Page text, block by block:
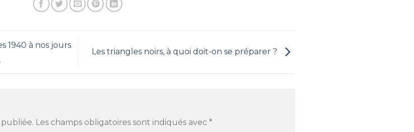
1940 à nos jours
Les triangles noirs, à quoi doit-on se préparer ?
publiée. Les champs obligatoires sont indiqués avec *